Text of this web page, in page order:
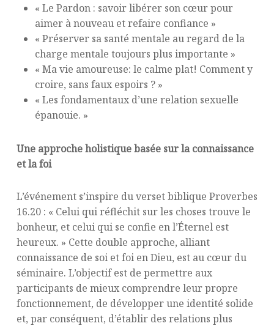
« Le Pardon : savoir libérer son cœur pour
aimer à nouveau et refaire confiance »
« Préserver sa santé mentale au regard de la
charge mentale toujours plus importante »
« Ma vie amoureuse: le calme plat! Comment y
croire, sans faux espoirs ? »
« Les fondamentaux d’une relation sexuelle
épanouie. »
Une approche holistique basée sur la connaissance
et la foi
L’événement s’inspire du verset biblique Proverbes
16.20 : « Celui qui réfléchit sur les choses trouve le
bonheur, et celui qui se confie en l’Éternel est
heureux. » Cette double approche, alliant
connaissance de soi et foi en Dieu, est au cœur du
séminaire. L’objectif est de permettre aux
participants de mieux comprendre leur propre
fonctionnement, de développer une identité solide
et, par conséquent, d’établir des relations plus